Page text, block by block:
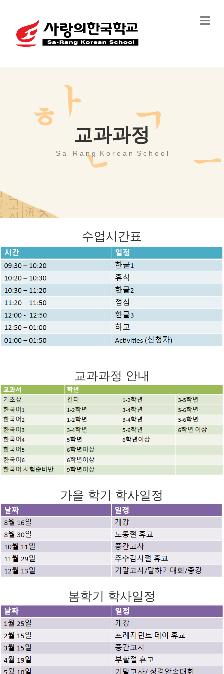
교과과정
S a - R a n g K o r e a n S c h o o l
수업시간표
교과과정 안내
가을 학기 학사일정
봄학기 학사일정